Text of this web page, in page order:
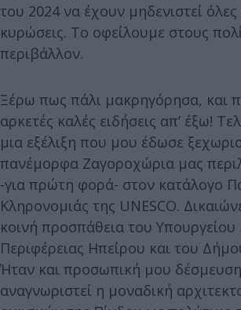
του 2024 να έχουν μηδενιστεί όλες
κυρώσεις. Το οφείλουμε στους
περιβάλλον.
Ξέρω πως πάλι μακρηγόρησα, και
αρκετές καλές ειδήσεις απ’ έξω!
μια εξέλιξη που μου έδωσε
πανέμορφα Ζαγοροχώρια μας
-για πρώτη φορά- στον κατάλογο
Κληρονομιάς της UNESCO.
κοινή προσπάθεια του Υπουργείου
Περιφέρειας Ηπείρου και του
Ήταν και προσωπική μου
αναγνωριστεί η μοναδική